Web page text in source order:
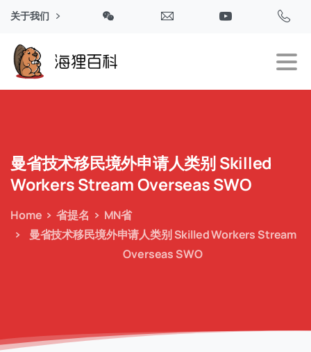
关于我们
曼省技术移民境外申请人类别Skilled
WorkersStreamOverseasSWO
Home 省提名
MN省
曼省技术移民境外申请人类别 Skilled Workers Stream
Overseas SWO